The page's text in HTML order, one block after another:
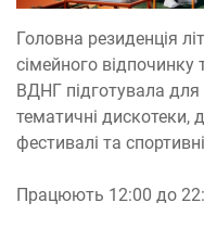
Головна резиденція
сімейного
ВДНГ підготувала для
тематичні дискотеки,
фестивалі та спортивні
Працюють 12:00 до